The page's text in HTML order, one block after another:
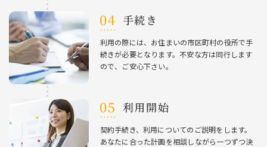
⼿続き
利⽤の際には、お住まいの市区町村の役所で⼿
続きが必要となります。不安な⽅は同⾏します
ので、ご安⼼下さい。
利⽤開始
契約⼿続き、利⽤についてのご説明をします。
あなたに合った計画を相談しながら⼀つずつ決